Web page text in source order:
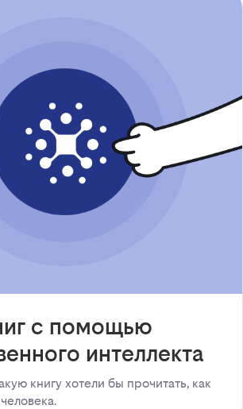
с помощью
интеллекта
книгу хотели бы прочитать, как